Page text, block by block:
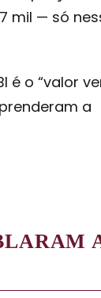
mil — só
é o “valor
a